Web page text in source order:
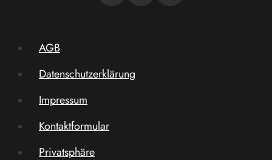
AGB
Datenschutzerklärung
Impressum
Kontaktformular
Privatsphäre